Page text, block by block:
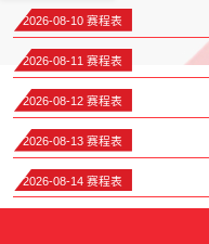
2026-08-10 赛程表
2026-08-11 赛程表
2026-08-12 赛程表
2026-08-13 赛程表
2026-08-14 赛程表